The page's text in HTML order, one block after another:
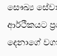
සෞඛ්‍ය
ආර්ථිකයට
දෙනාගේ